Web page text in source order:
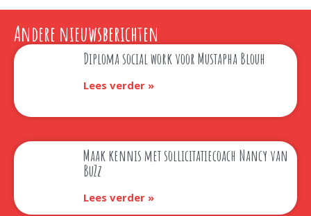
Andere nieuwsberichten
Diploma social work voor Mustapha Blouh
Lees verder »
Maak kennis met sollicitatiecoach Nancy van
BuZz
Lees verder »